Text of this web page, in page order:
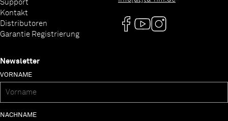
Support
Kontakt
Distributoren
Garantie Registrierung
Newsletter
VORNAME
NACHNAME